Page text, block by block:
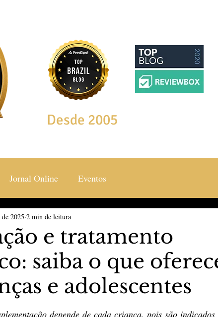
Desde 2005
Jornal Online Eventos
& Estilos Saúde & Bem Estar
The Vip Club Business Marujo Carioca
& Lazer Carnaval São Paulo Negocio
e tratamento
saiba o que
e adolescentes
2025 2 min de leitura
depende de cada criança, pois são indicados